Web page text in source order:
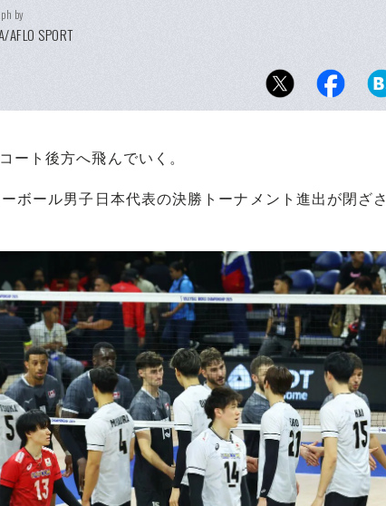
by
AFLO SPORT
ート後方へ飛んでいく。
ボール男子日本代表の決勝トーナメント進出が閉ざさ